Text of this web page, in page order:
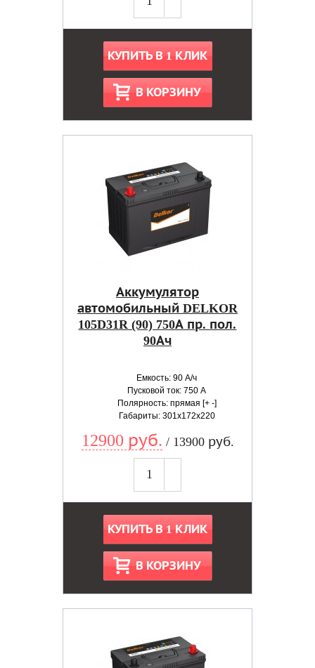
КУПИТЬ В 1 КЛИК
В КОРЗИНУ
Аккумулятор
автомобильный DELKOR
105D31R (90) 750А пр. пол.
90Ач
Емкость: 90 А/ч
Пусковой ток: 750 А
Полярность: прямая [+ -]
Габариты: 301x172x220
12900 руб. / 13900 руб.
КУПИТЬ В 1 КЛИК
В КОРЗИНУ